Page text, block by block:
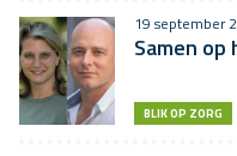
19 september
Samen
BLIK OP ZORG